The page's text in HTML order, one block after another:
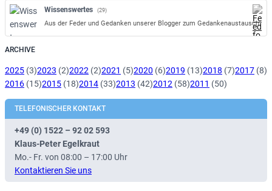
Wissenswertes (29)
Aus der Feder und Gedanken unserer Blogger zum Gedankenaustausch.
ARCHIVE
2025 (3)2023 (2)2022 (2)2021 (5)2020 (6)2019 (13)2018 (7)2017 (8)
2016 (15)2015 (18)2014 (33)2013 (42)2012 (58)2011 (50)
TELEFONISCHER KONTAKT
+49 (0) 1522 – 92 02 593
Klaus-Peter Egelkraut
Mo.- Fr. von 08:00 – 17:00 Uhr
Kontaktieren Sie uns